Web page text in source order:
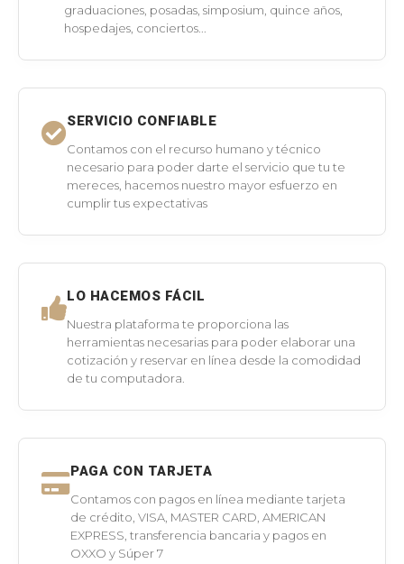
graduaciones, posadas, simposium, quince años,
hospedajes, conciertos...
SERVICIO CONFIABLE
Contamos con el recurso humano y técnico
necesario para poder darte el servicio que tu te
mereces, hacemos nuestro mayor esfuerzo en
cumplir tus expectativas
LO HACEMOS FÁCIL
Nuestra plataforma te proporciona las
herramientas necesarias para poder elaborar una
cotización y reservar en línea desde la comodidad
de tu computadora.
PAGA CON TARJETA
Contamos con pagos en línea mediante tarjeta
de crédito, VISA, MASTER CARD, AMERICAN
EXPRESS, transferencia bancaria y pagos en
OXXO y Súper 7